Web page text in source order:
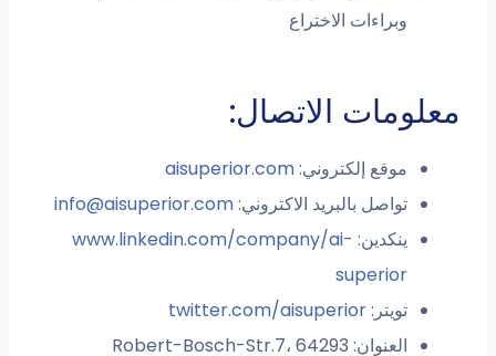
وبراءات الاختراع
الاتصال:
موقع إلكتروني:aisuperior.com
تواصل بالبريد الاكتروني:info@aisuperior.com
www.linkedin.com/company/ai-
twitter.com/aisuperior
العنوان: Robert-Bosch-Str.7، 64293